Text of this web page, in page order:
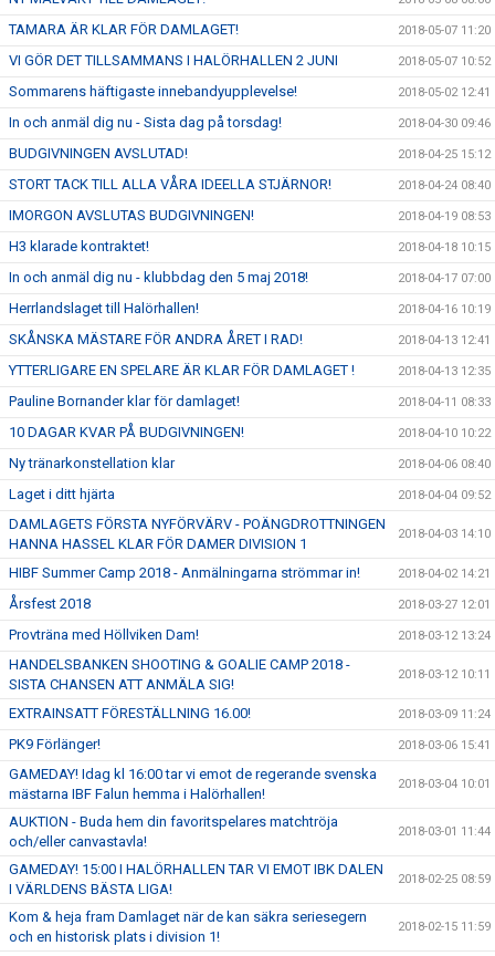
TAMARA ÄR KLAR FÖR DAMLAGET! 2018-05-07 11:20
VI GÖR DET TILLSAMMANS I HALÖRHALLEN 2 JUNI 2018-05-07 10:52
Sommarens häftigaste innebandyupplevelse! 2018-05-02 12:41
In och anmäl dig nu - Sista dag på torsdag! 2018-04-30 09:46
BUDGIVNINGEN AVSLUTAD! 2018-04-25 15:12
STORT TACK TILL ALLA VÅRA IDEELLA STJÄRNOR! 2018-04-24 08:40
IMORGON AVSLUTAS BUDGIVNINGEN! 2018-04-19 08:53
H3 klarade kontraktet! 2018-04-18 10:15
In och anmäl dig nu - klubbdag den 5 maj 2018! 2018-04-17 07:00
Herrlandslaget till Halörhallen! 2018-04-16 10:19
SKÅNSKA MÄSTARE FÖR ANDRA ÅRET I RAD! 2018-04-13 12:41
YTTERLIGARE EN SPELARE ÄR KLAR FÖR DAMLAGET ! 2018-04-13 12:35
Pauline Bornander klar för damlaget! 2018-04-11 08:33
10 DAGAR KVAR PÅ BUDGIVNINGEN! 2018-04-10 10:22
Ny tränarkonstellation klar 2018-04-06 08:40
Laget i ditt hjärta 2018-04-04 09:52
DAMLAGETS FÖRSTA NYFÖRVÄRV - POÄNGDROTTNINGEN
HANNA HASSEL KLAR FÖR DAMER DIVISION 1
2018-04-03 14:10
HIBF Summer Camp 2018 - Anmälningarna strömmar in! 2018-04-02 14:21
Årsfest 2018 2018-03-27 12:01
Provträna med Höllviken Dam! 2018-03-12 13:24
HANDELSBANKEN SHOOTING & GOALIE CAMP 2018 -
SISTA CHANSEN ATT ANMÄLA SIG!
2018-03-12 10:11
EXTRAINSATT FÖRESTÄLLNING 16.00! 2018-03-09 11:24
PK9 Förlänger! 2018-03-06 15:41
GAMEDAY! Idag kl 16:00 tar vi emot de regerande svenska
mästarna IBF Falun hemma i Halörhallen!
2018-03-04 10:01
AUKTION - Buda hem din favoritspelares matchtröja
och/eller canvastavla!
2018-03-01 11:44
GAMEDAY! 15:00 I HALÖRHALLEN TAR VI EMOT IBK DALEN
I VÄRLDENS BÄSTA LIGA!
2018-02-25 08:59
Kom & heja fram Damlaget när de kan säkra seriesegern
och en historisk plats i division 1!
2018-02-15 11:59